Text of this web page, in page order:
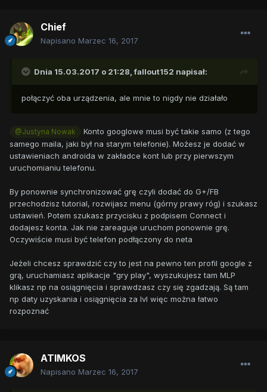
Chief
Napisano Marzec 16, 2017
Dnia 15.03.2017 o 21:28,fallout152 napisał:
połączyć oba urządzenia, ale mnie to nigdy nie działało
@Justyna Nowak
Konto googlowe musi być takie samo (z tego
samego maila, jaki był na starym telefonie). Możesz je dodać w
ustawieniach androida w zakładce kont lub przy pierwszym
uruchomianiu telefonu.
By ponownie synchronizować grę czyli dodać do G+/FB
przechodzisz tutorial, rozwijasz menu (górny prawy róg) i szukasz
ustawień. Potem szukasz przycisku z podpisem Connect i
dodajesz konta. Jak nie zareaguje uruchom ponownie grę.
Oczywiście musi być telefon podłączony do neta
Jeżeli chcesz sprawdzić czy to jest na pewno ten profil google z
grą, uruchamiasz aplikacje "gry play", wyszukujesz tam MLP
klikasz np na osiągnięcia i sprawdzasz czy się zgadzają. Są tam
np daty uzyskania i osiągnięcia za lvl więc można łatwo
rozpoznać
ATIMKOS
Napisano Marzec 16, 2017